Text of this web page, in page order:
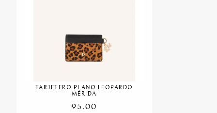
TARJETERO PLANO LEOPARDO
MÉRIDA
95.00